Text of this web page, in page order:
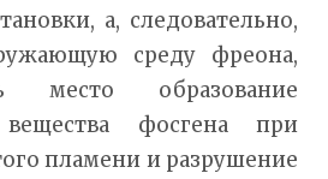
а, следовательно,
среду фреона,
место образование
вещества фосгена при
пламени и разрушение